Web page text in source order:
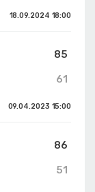
18.09.2024 18:00
85
61
09.04.2023 15:00
86
51